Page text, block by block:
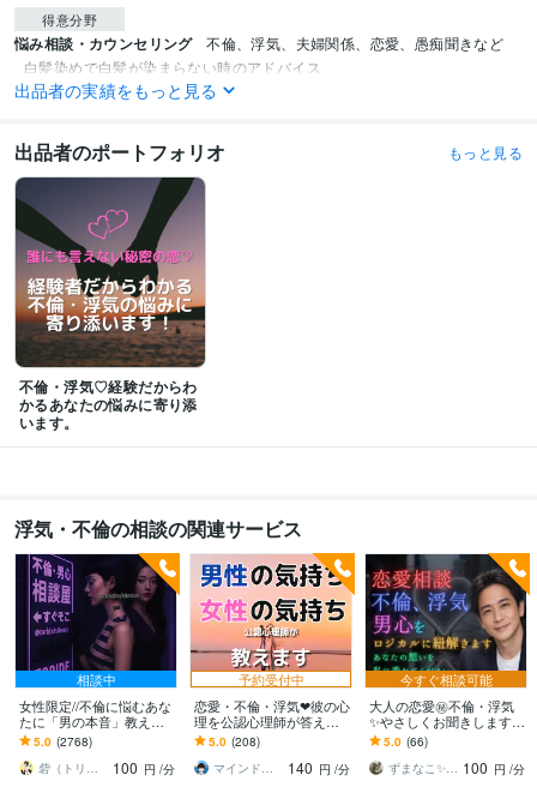
得意分野
悩み相談・カウンセリング
不倫、浮気、夫婦関係、恋愛、愚痴聞きなど
白髪染めで白髪が染まらない時のアドバイス
資産運用・副業の相談 アフィリエイトで稼ぎ方を教えます！
出品者の実績をもっと見る
出品者のポートフォリオ もっと見る
不倫・浮気♡経験だからわ
かるあなたの悩みに寄り添
います。
浮気・不倫の相談の関連サービス
相談中
女性限定//不倫に悩むあな
たに「男の本音」教えま
す 彼の言葉は本当なの？
【言葉と裏腹な彼の行動
の意味】を教えます
5.0 (2768)
砦（トリデ）
100 円 /分
予約受付中
恋愛・不倫・浮気❤彼の心
理を公認心理師が答えま
す 彼の本音が知りたい！
彼の本気度を男性心理の
専門家が解説します
5.0 (208)
マインドレジリエンス
140 円 /分
今すぐ相談可能
大人の恋愛㊙️不倫・浮気
✨やさしくお聞きします
男心をロジカルにを答え
ます☘️抑えられない気持
ち・不安・悩み
5.0 (66)
ずまなこ✨FP 100 円 /分